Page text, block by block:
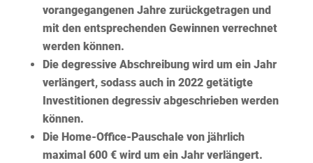
vorangegangenen Jahre zurückgetragen und
mit den entsprechenden Gewinnen verrechnet
werden können.
Die degressive Abschreibung wird um ein Jahr
verlängert, sodass auch in 2022 getätigte
Investitionen degressiv abgeschrieben werden
können.
Die Home-Office-Pauschale von jährlich
maximal 600 € wird um ein Jahr verlängert.